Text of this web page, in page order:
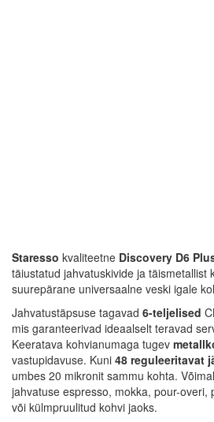
Staresso kvaliteetne Discovery D6
täiustatud jahvatuskivide ja täismetallist
suurepärane universaalne veski igale
Jahvatustäpsuse tagavad 6-teljelised
mis garanteerivad ideaalselt teravad
Keeratava kohvianumaga tugev
vastupidavuse. Kuni 48 reguleeritavat
umbes 20 mikronit sammu kohta.
jahvatuse espresso, mokka, pour-overi,
või külmpruulitud kohvi jaoks.